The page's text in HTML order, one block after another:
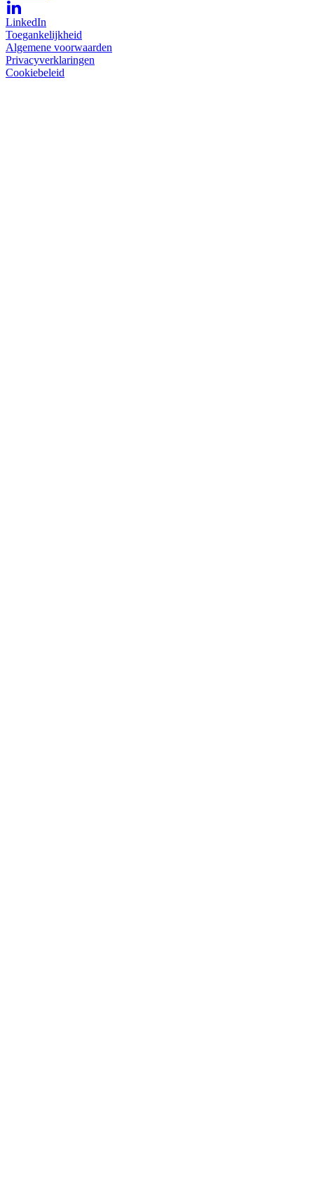
LinkedIn
Toegankelijkheid
Algemene voorwaarden
Privacyverklaringen
Cookiebeleid